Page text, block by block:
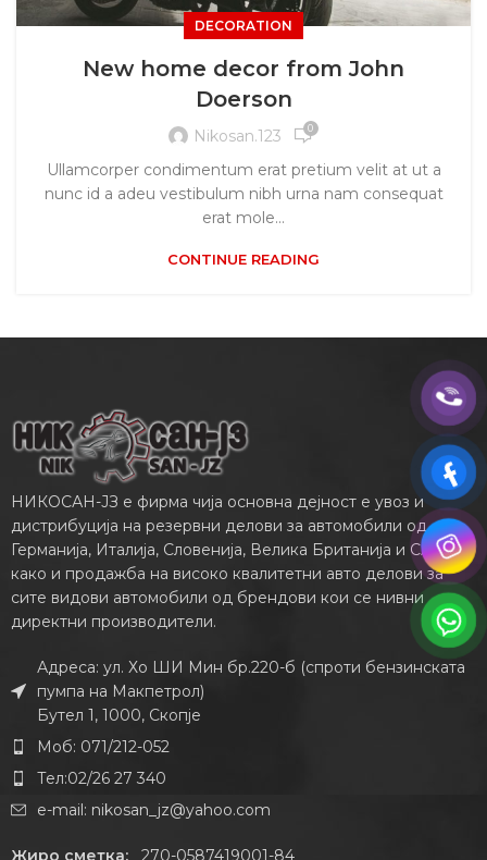
DECORATION
New home decor from John
Doerson
Nikosan.123 0
Ullamcorper condimentum erat pretium velit at ut a
nunc id a adeu vestibulum nibh urna nam consequat
erat mole...
CONTINUE READING
НИКОСАН-ЈЗ е фирма чија основна дејност е увоз и
дистрибуција на резервни делови за автомобили од
Германија, Италија, Словенија, Велика Британија и САД,
како и продажба на високо квалитетни авто делови за
сите видови автомобили од брендови кои се нивни
директни производители.
Адреса: ул. Хо ШИ Мин бр.220-б (спроти бензинската
пумпа на Макпетрол)
Бутел 1, 1000, Скопје
Моб: 071/212-052
Тел:02/26 27 340
e-mail: nikosan_jz@yahoo.com
Жиро сметка:270-0587419001-84